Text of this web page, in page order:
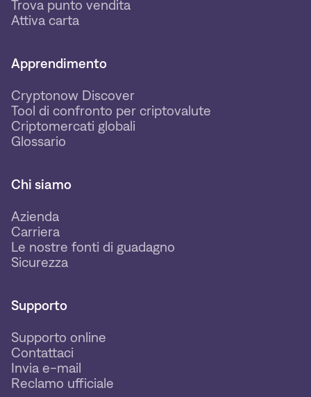
Trova punto vendita
Attiva carta
Apprendimento
Cryptonow Discover
Tool di confronto per criptovalute
Criptomercati globali
Glossario
Chi siamo
Azienda
Carriera
Le nostre fonti di guadagno
Sicurezza
Supporto
Supporto online
Contattaci
Invia e-mail
Reclamo ufficiale